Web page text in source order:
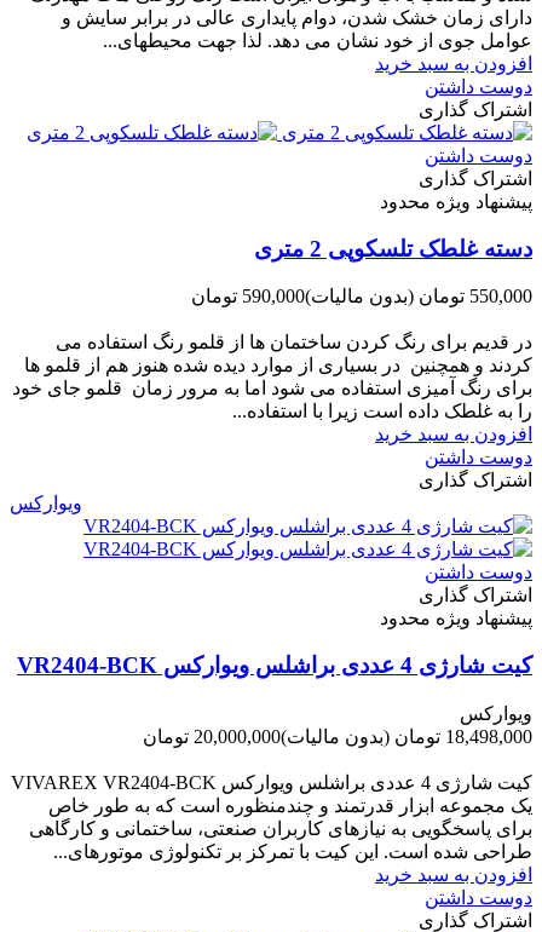
دارای زﻣﺎن ﺧﺸﮏ ﺷﺪن، دوام ﭘﺎﯾﺪاری عالی در ﺑﺮاﺑﺮ ﺳﺎﯾﺶ و
ﻋﻮاﻣﻞ ﺟﻮی از ﺧﻮد ﻧﺸﺎن ﻣﯽ دﻫﺪ. ﻟﺬا ﺟﻬﺖ ﻣﺤﯿﻄ‌‌ﻬﺎی...
افزودن به سبد خرید
دوست داشتن
اشتراک گذاری
دوست داشتن
اشتراک گذاری
پیشنهاد ویژه محدود
دسته غلطک تلسکوپی 2 متری
550,000 تومان (بدون مالیات)590,000 تومان
در قدیم برای رنگ کردن ساختمان ها از قلمو رنگ استفاده می
کردند و همچنین در بسیاری از موارد دیده شده هنوز هم از قلمو ها
برای رنگ آمیزی استفاده می شود اما به مرور زمان قلمو جای خود
را به غلطک داده است زیرا با استفاده...
افزودن به سبد خرید
دوست داشتن
اشتراک گذاری
ویوارکس
دوست داشتن
اشتراک گذاری
پیشنهاد ویژه محدود
کیت شارژی 4 عددی براشلس ویوارکس VR2404-BCK
ویوارکس
18,498,000 تومان
(بدون مالیات)20,000,000 تومان
کیت شارژی 4 عددی براشلس ویوارکس VIVAREX VR2404-BCK
یک مجموعه ابزار قدرتمند و چندمنظوره است که به طور خاص
برای پاسخگویی به نیازهای کاربران صنعتی، ساختمانی و کارگاهی
طراحی شده است. این کیت با تمرکز بر تکنولوژی موتورهای...
افزودن به سبد خرید
دوست داشتن
اشتراک گذاری